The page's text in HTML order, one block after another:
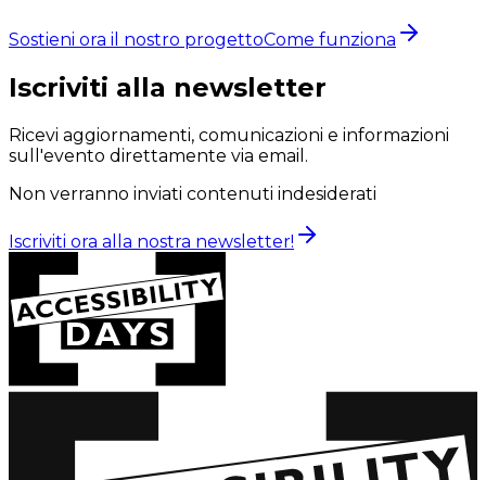
Sostieni ora il nostro progettoCome funziona
Iscriviti alla newsletter
Ricevi aggiornamenti, comunicazioni e informazioni
sull'evento direttamente via email.
Non verranno inviati contenuti indesiderati
Iscriviti ora alla nostra newsletter!